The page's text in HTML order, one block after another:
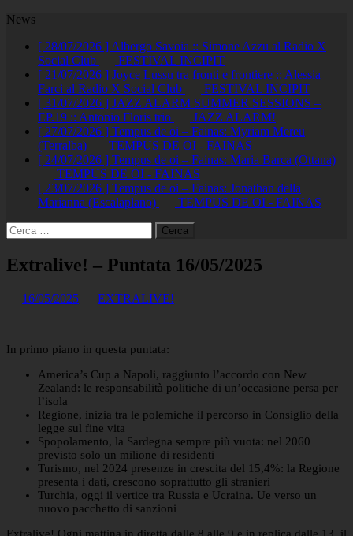
News
[ 28/07/2026 ] Albergo Savoia :: Simone Azzu al Radio X
Social Club
FESTIVAL INCIPIT
[ 21/07/2026 ] Joyce Lussu tra fronti e frontiere :: Alessia
Farci al Radio X Social Club
FESTIVAL INCIPIT
[ 31/07/2026 ] JAZZ ALARM SUMMER SESSIONS –
EP.19 :: Antonio Floris trio
JAZZ ALARM!
[ 27/07/2026 ] Tempus de oi – Fainas: Myriam Mereu
(Terralba)
TEMPUS DE OI - FAINAS
[ 24/07/2026 ] Tempus de oi – Fainas: Maria Barca (Ottana)
TEMPUS DE OI - FAINAS
[ 23/07/2026 ] Tempus de oi – Fainas: Jonathan della
Marianna (Escalaplano)
TEMPUS DE OI - FAINAS
Ricerca
per:
Extralive! – Puntata 16/05/2025
16/05/2025 EXTRALIVE!
In primo piano in questa puntata:
America’s Cup a Napoli, raggiunto l’accordo con New
Zealand: le responsabilità politiche di un’occasione persa per
l’isola
Regione, inizia tra le polemiche il percorso in Consiglio della
legge sul fine vita
Spopolamento, la Sardegna sempre più vuota: nel 2060
previsto solo un milione di residenti
Turismo, nel 2024 presenze in crescita del 15,4%: la Regione
presenta i dati, crescono soprattutto gli stranieri
Turchia, oggi il vertice tra Russia e Ucraina. Ue verso un
nuovo pacchetto di sanzioni